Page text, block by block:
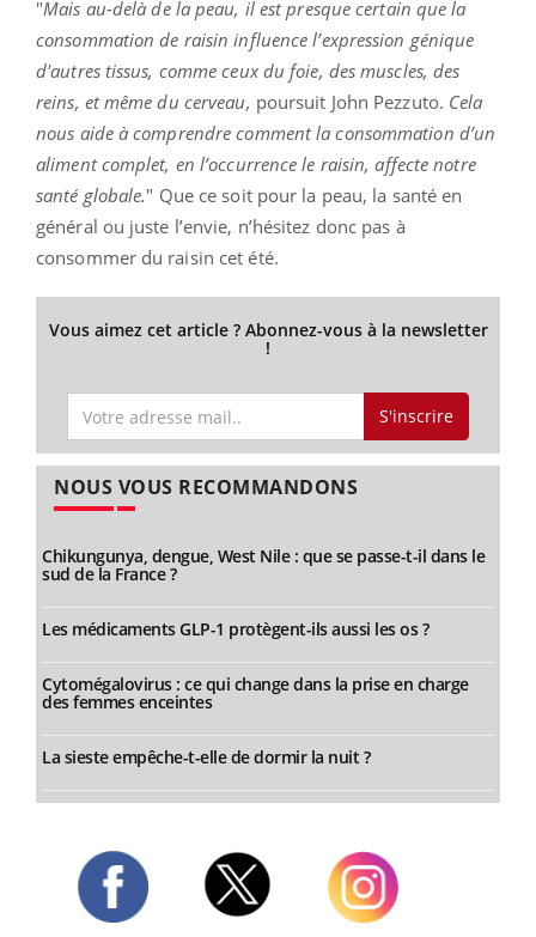
"Mais au-delà de la peau, il est presque certain que la
consommation de raisin influence l’expression génique
d'autres tissus, comme ceux du foie, des muscles, des
reins, et même du cerveau, poursuit John Pezzuto. Cela
nous aide à comprendre comment la consommation d’un
aliment complet, en l’occurrence le raisin, affecte notre
santé globale." Que ce soit pour la peau, la santé en
général ou juste l’envie, n’hésitez donc pas à
consommer du raisin cet été.
Vous aimez cet article ? Abonnez-vous à la newsletter
!
S'inscrire
NOUS VOUS RECOMMANDONS
Chikungunya, dengue, West Nile : que se passe-t-il dans le
sud de la France ?
Les médicaments GLP-1 protègent-ils aussi les os ?
Cytomégalovirus : ce qui change dans la prise en charge
des femmes enceintes
La sieste empêche-t-elle de dormir la nuit ?